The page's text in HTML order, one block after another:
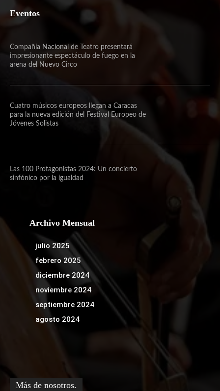
Eventos
Compañía Nacional de Teatro presentará
impresionante espectáculo de fuego en la
arena del Nuevo Circo
Cuatro músicos europeos llegan a Caracas
para la nueva edición del Festival Europeo de
Jóvenes Solistas
Las 100 Protagonistas 2024: Un concierto
sinfónico por la igualdad
Archivo Mensual
julio 2025
febrero 2025
diciembre 2024
noviembre 2024
septiembre 2024
agosto 2024
Más de nosotros.